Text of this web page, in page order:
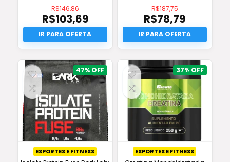
R$146,86
O
preço
original
era:
R$146,86.
R$103,69
O
preço
atual
é:
R$103,69.
R$187,75
O
preço
original
era:
R$187,75.
R$78,79
O
preço
atual
é:
R$78,79.
47%
ESPORTES E FITNESS
37%
ESPORTES E FITNESS